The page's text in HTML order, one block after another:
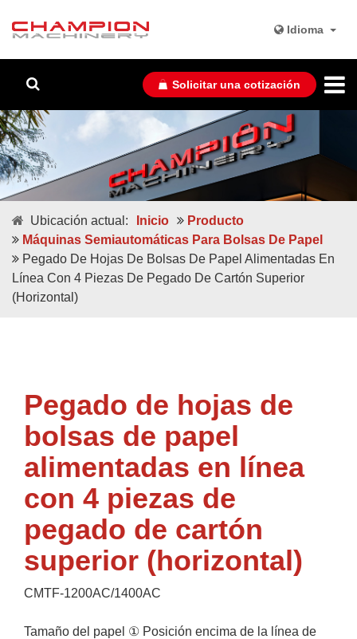
Idioma
Solicitar una cotización
Ubicación actual: Inicio
Producto
Máquinas Semiautomáticas Para Bolsas De Papel
Pegado De Hojas De Bolsas De Papel Alimentadas En
Línea Con 4 Piezas De Pegado De Cartón Superior
(horizontal)
Pegado de hojas de
bolsas de papel
alimentadas en línea
con 4 piezas de
pegado de cartón
superior (horizontal)
CMTF-1200AC/1400AC
Tamaño del papel ① Posición encima de la línea de